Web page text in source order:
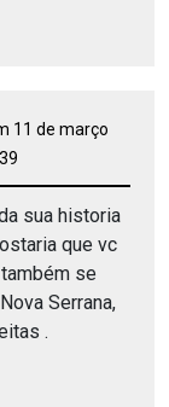
11 de março
sua historia
que vc
se
Serrana,
.